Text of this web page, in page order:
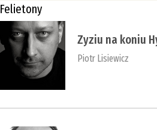
Felietony
Zyziu na koniu
Piotr Lisiewicz